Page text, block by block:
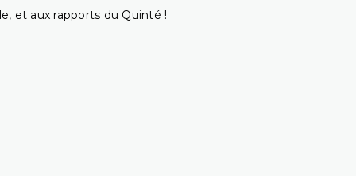
et aux rapports du Quinté !